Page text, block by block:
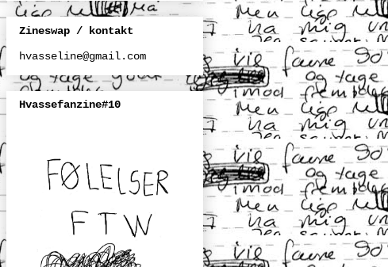
Zineswap / kontakt
hvasseline@gmail.com
Hvassefanzine#10